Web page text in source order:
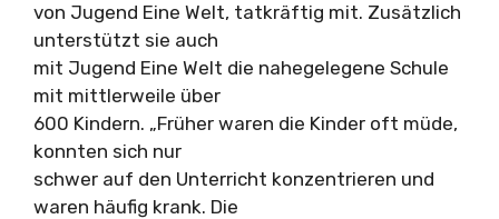
von Jugend Eine Welt, tatkräftig mit. Zusätzlich
unterstützt sie auch
mit Jugend Eine Welt die nahegelegene Schule
mit mittlerweile über
600 Kindern. „Früher waren die Kinder oft müde,
konnten sich nur
schwer auf den Unterricht konzentrieren und
waren häufig krank. Die